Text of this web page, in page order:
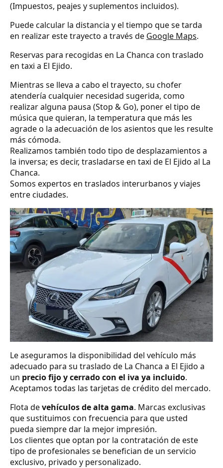
(Impuestos, peajes y suplementos incluidos).
Puede calcular la distancia y el tiempo que se tarda
en realizar este trayecto a través de Google Maps.
Reservas para recogidas en La Chanca con traslado
en taxi a El Ejido.
Mientras se lleva a cabo el trayecto, su chofer
atendería cualquier necesidad sugerida, como
realizar alguna pausa (Stop & Go), poner el tipo de
música que quieran, la temperatura que más les
agrade o la adecuación de los asientos que les resulte
más cómoda.
Realizamos también todo tipo de desplazamientos a
la inversa; es decir, trasladarse en taxi de El Ejido al La
Chanca.
Somos expertos en traslados interurbanos y viajes
entre ciudades.
Le aseguramos la disponibilidad del vehículo más
adecuado para su traslado de La Chanca a El Ejido a
un precio fijo y cerrado con el iva ya incluido.
Aceptamos todas las tarjetas de crédito del mercado.
Flota devehículos de alta gama. Marcas exclusivas
que sustituimos con frecuencia para que usted
pueda siempre dar la mejor impresión.
Los clientes que optan por la contratación de este
tipo de profesionales se benefician de un servicio
exclusivo, privado y personalizado.